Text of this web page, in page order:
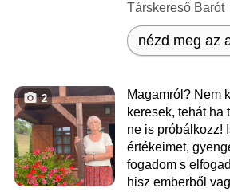
Társkereső Barót
nézd meg az
2
Magamról? Nem
keresek, tehát ha
ne is próbálkozz!
értékeimet,
fogadom s
hisz emberből